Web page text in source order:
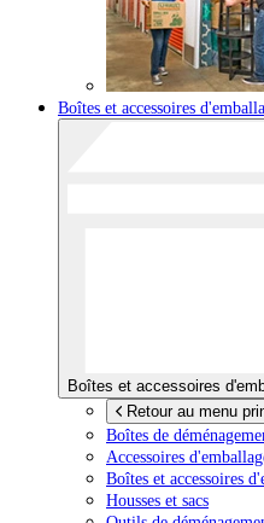
Boîtes et accessoires
Boîtes et accessoires
Retour au menu
Boîtes de
Accessoires
Boîtes et accessoires
Housses et sacs